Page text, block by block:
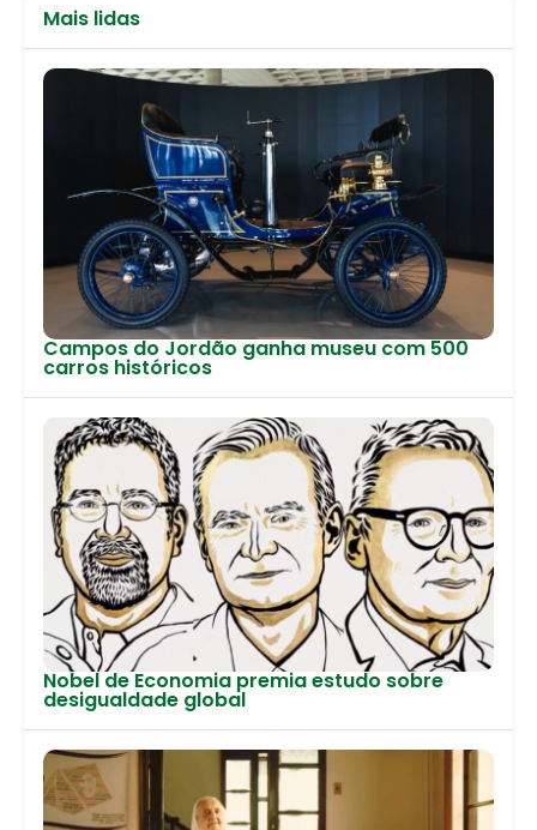
Mais lidas
Campos do Jordão ganha museu com 500
carros históricos
Nobel de Economia premia estudo sobre
desigualdade global